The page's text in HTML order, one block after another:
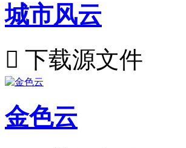
城市风云
 下载源文件
金色云